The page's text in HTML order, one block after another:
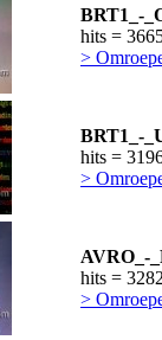
BRT1_-
hits =
>
BRT1_-
hits =
>
AVRO_-
hits =
>